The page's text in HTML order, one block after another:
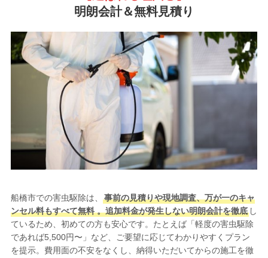
明朗会計＆無料見積り
船橋市での害虫駆除は、
事前の見積りや現地調査、万が一のキャ
ンセル料もすべて無料 。追加料金が発生しない明朗会計を徹底し
ているため、初めての方も安心です。たとえば「軽度の害虫駆除
であれば5,500円〜」など、ご要望に応じてわかりやすくプラン
を提示。費用面の不安をなくし、納得いただいてからの施工を徹